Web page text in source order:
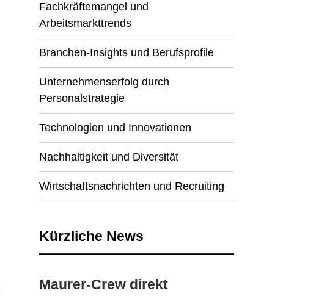
Fachkräftemangel und
Arbeitsmarkttrends
Branchen-Insights und Berufsprofile
Unternehmenserfolg durch
Personalstrategie
Technologien und Innovationen
Nachhaltigkeit und Diversität
Wirtschaftsnachrichten und Recruiting
Kürzliche News
Maurer-Crew direkt